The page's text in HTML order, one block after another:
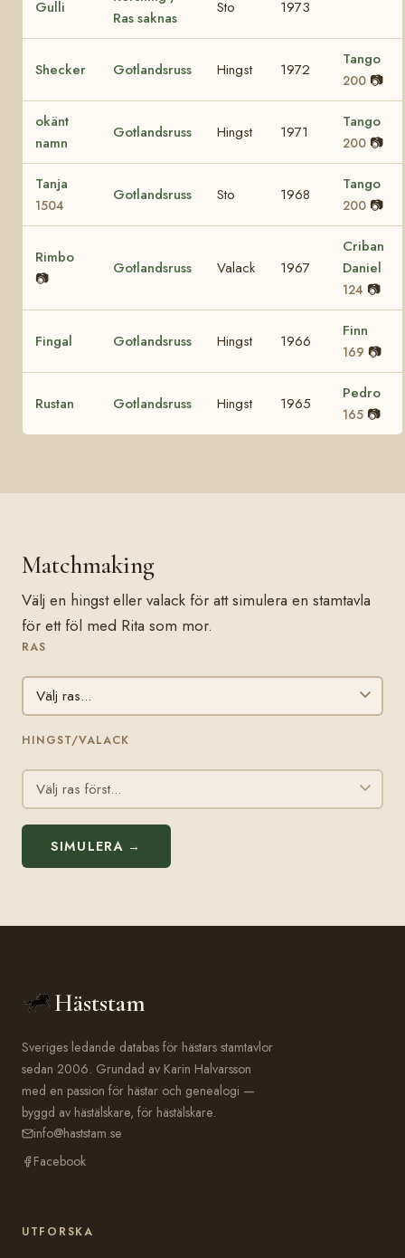
Gulli
Ras saknas
Sto 1973
Shecker Gotlandsruss Hingst 1972
Tango
200 📷
okänt
namn
Gotlandsruss Hingst 1971
Tango
200 📷
Tanja
1504
Gotlandsruss Sto 1968
Tango
200 📷
Rimbo
📷
Gotlandsruss Valack 1967
Criban
Daniel
124 📷
Fingal Gotlandsruss Hingst 1966
Finn
169 📷
Rustan Gotlandsruss Hingst 1965
Pedro
165 📷
Matchmaking
Välj en hingst eller valack för att simulera en stamtavla
för ett föl med Rita som mor.
RAS
HINGST/VALACK
SIMULERA →
Häststam
Sveriges ledande databas för hästars stamtavlor
sedan 2006. Grundad av Karin Halvarsson
med en passion för hästar och genealogi —
byggd av hästälskare, för hästälskare.
info@haststam.se
Facebook
UTFORSKA